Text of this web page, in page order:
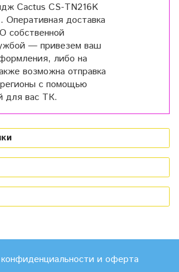
Cactus CS-TN216K
Оперативная доставка
собственной
— привезем ваш
либо на
возможна отправка
с помощью
для вас ТК.
и оферта